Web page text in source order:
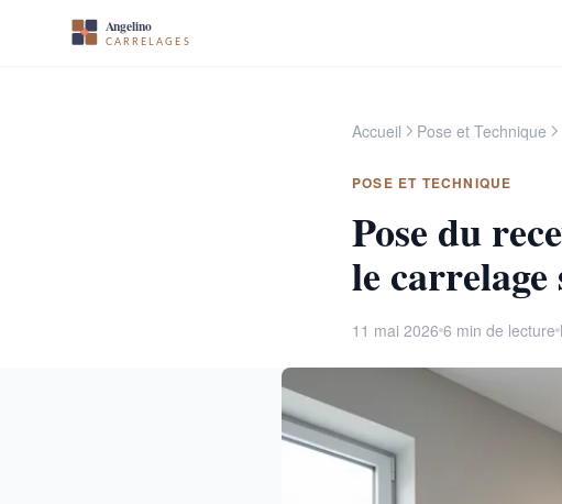
Accueil Pose et Technique
POSE ET TECHNIQUE
Pose du
le carrelage
11 mai 2026 6 min de lecture